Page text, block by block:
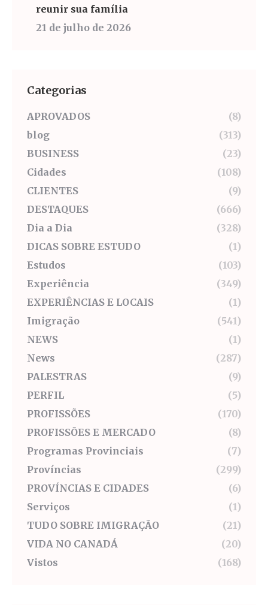
reunir sua família
21 de julho de 2026
Categorias
APROVADOS
(8)
blog
(313)
BUSINESS
(23)
Cidades
(108)
CLIENTES
(9)
DESTAQUES
(666)
Dia a Dia
(328)
DICAS SOBRE ESTUDO
(1)
Estudos
(103)
Experiência
(349)
EXPERIÊNCIAS E LOCAIS
(1)
Imigração
(541)
NEWS
(1)
News
(287)
PALESTRAS
(9)
PERFIL
(5)
PROFISSÕES
(170)
PROFISSÕES E MERCADO
(8)
Programas Provinciais
(7)
Províncias
(299)
PROVÍNCIAS E CIDADES
(6)
Serviços
(1)
TUDO SOBRE IMIGRAÇÃO
(21)
VIDA NO CANADÁ
(20)
Vistos
(168)